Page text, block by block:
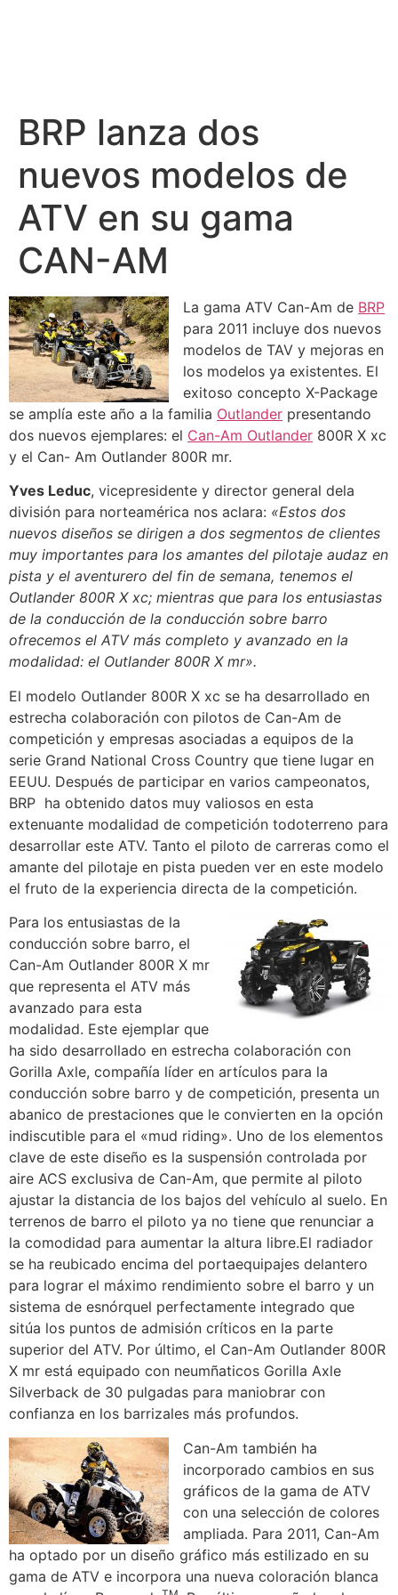
BRP lanza dos
nuevos modelos de
ATV en su gama
CAN-AM
La gama ATV Can-Am de BRP
para 2011 incluye dos nuevos
modelos de TAV y mejoras en
los modelos ya existentes. El
exitoso concepto X-Package
se amplía este año a la familia Outlander presentando
dos nuevos ejemplares: el Can-Am Outlander 800R X xc
y el Can- Am Outlander 800R mr.
Yves Leduc, vicepresidente y director general dela
división para norteamérica nos aclara: «Estos dos
nuevos diseños se dirigen a dos segmentos de clientes
muy importantes para los amantes del pilotaje audaz en
pista y el aventurero del fin de semana, tenemos el
Outlander 800R X xc; mientras que para los entusiastas
de la conducción de la conducción sobre barro
ofrecemos el ATV más completo y avanzado en la
modalidad: el Outlander 800R X mr».
El modelo Outlander 800R X xc se ha desarrollado en
estrecha colaboración con pilotos de Can-Am de
competición y empresas asociadas a equipos de la
serie Grand National Cross Country que tiene lugar en
EEUU. Después de participar en varios campeonatos,
BRP ha obtenido datos muy valiosos en esta
extenuante modalidad de competición todoterreno para
desarrollar este ATV. Tanto el piloto de carreras como el
amante del pilotaje en pista pueden ver en este modelo
el fruto de la experiencia directa de la competición.
Para los entusiastas de la
conducción sobre barro, el
Can-Am Outlander 800R X mr
que representa el ATV más
avanzado para esta
modalidad. Este ejemplar que
ha sido desarrollado en estrecha colaboración con
Gorilla Axle, compañía líder en artículos para la
conducción sobre barro y de competición, presenta un
abanico de prestaciones que le convierten en la opción
indiscutible para el «mud riding». Uno de los elementos
clave de este diseño es la suspensión controlada por
aire ACS exclusiva de Can-Am, que permite al piloto
ajustar la distancia de los bajos del vehículo al suelo. En
terrenos de barro el piloto ya no tiene que renunciar a
la comodidad para aumentar la altura libre.El radiador
se ha reubicado encima del portaequipajes delantero
para lograr el máximo rendimiento sobre el barro y un
sistema de esnórquel perfectamente integrado que
sitúa los puntos de admisión críticos en la parte
superior del ATV. Por último, el Can-Am Outlander 800R
X mr está equipado con neumñaticos Gorilla Axle
Silverback de 30 pulgadas para maniobrar con
confianza en los barrizales más profundos.
Can-Am también ha
incorporado cambios en sus
gráficos de la gama de ATV
con una selección de colores
ampliada. Para 2011, Can-Am
ha optado por un diseño gráfico más estilizado en su
gama de ATV e incorpora una nueva coloración blanca